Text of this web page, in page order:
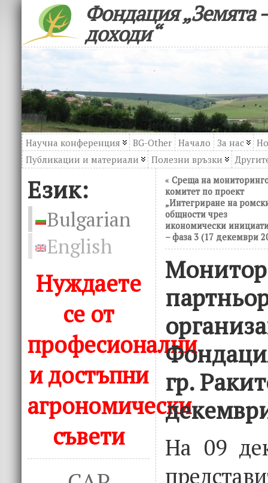
Фондация „Земята
доходи“
Научна конференция BG-Other Начало За нас
Публикации и материали
Полезни връзки
Език:
Bulgarian
English
Нуждаете
се от
професионални
и достъпни
агрономически
съвети
« Среща на
комитет по проект
„Интегриране на
общности чрез
икономически
– фаза 3 (17 декември
гр.
На 09